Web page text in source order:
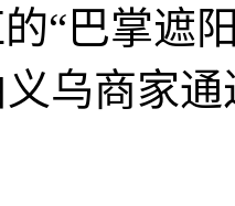
“巴掌遮
乌商家